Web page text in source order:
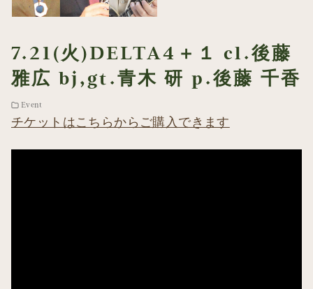
7.21(火)DELTA4＋１ cl.後藤
雅広 bj,gt.青木 研 p.後藤 千香
Event
チケットはこちらからご購入できます